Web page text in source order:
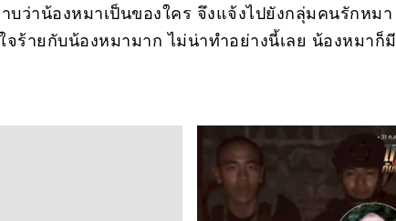
ว่าน้องหมาเป็นของใคร จึงแจ้งไปยังกลุ่มคนรักหมา
ร้ายกับน้องหมามาก ไม่น่าทำอย่างนี้เลย น้องหมาก็มี